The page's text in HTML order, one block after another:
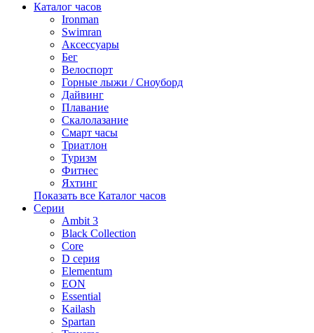
Каталог часов
Ironman
Swimran
Аксессуары
Бег
Велоспорт
Горные лыжи / Сноуборд
Дайвинг
Плавание
Скалолазание
Смарт часы
Триатлон
Туризм
Фитнес
Яхтинг
Показать все Каталог часов
Серии
Ambit 3
Black Collection
Core
D серия
Elementum
EON
Essential
Kailash
Spartan